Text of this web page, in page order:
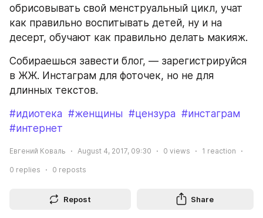
обрисовывать свой менструальный цикл, учат
как правильно воспитывать детей, ну и на
десерт, обучают как правильно делать макияж.
Собираешься завести блог, — зарегистрируйся
в ЖЖ. Инстаграм для фоточек, но не для
длинных текстов.
#идиотека #женщины #цензура #инстаграм
#интернет
Евгений Коваль August 4, 2017, 09:30 0 views 1 reaction
0 replies 0 reposts
Repost Share